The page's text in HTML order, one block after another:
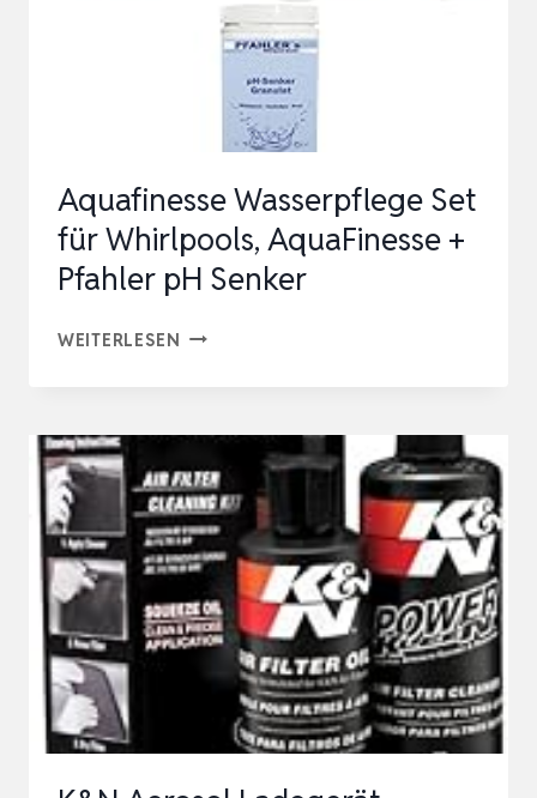
Aquafinesse Wasserpflege Set
für Whirlpools, AquaFinesse +
Pfahler pH Senker
WEITERLESEN AQUAFINESSE
FÜR
WHIRLPOOLS,
AQUAFINESSE
+
PFAHLER
PH
SENKER